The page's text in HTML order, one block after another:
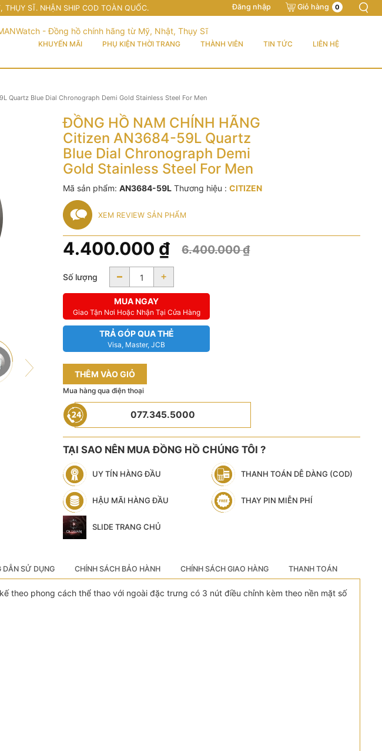
SĨ. NHẬN SHIP COD TOÀN QUỐC. Đăng nhập Giỏ hàng 0
KHUYẾN MÃI PHỤ KIỆN THỜI TRANG THÀNH VIÊN TIN TỨC LIÊN HỆ
Quartz Blue Dial Chronograph Demi Gold Stainless Steel For Men
ĐỒNG HỒ NAM CHÍNH HÃNG
Citizen AN3684-59L Quartz
Blue Dial Chronograph Demi
Gold Stainless Steel For Men
Mã sản phẩm:AN3684-59L Thương hiệu :CITIZEN
XEM REVIEW SẢN PHẨM
6.400.000₫
4.400.000 ₫
Số lượng - +
MUA NGAY
Giao Tận Nơi Hoặc Nhận Tại Cửa Hàng
TRẢ GÓP QUA THẺ
Visa, Master, JCB
THÊM VÀO GIỎ
Mua hàng qua điện thoại
077.345.5000
TẠI SAO NÊN MUA ĐỒNG HỒ CHÚNG TÔI ?
UY TÍN HÀNG ĐẦU THANH TOÁN DỄ DÀNG (COD)
HẬU MÃI HÀNG ĐẦU THAY PIN MIỄN PHÍ
SLIDE TRANG CHỦ
DẪN SỬ DỤNG CHÍNH SÁCH BẢO HÀNH CHÍNH SÁCH GIAO HÀNG THANH TOÁN
theo phong cách thể thao với ngoài đặc trưng có 3 nút điều chỉnh kèm theo nền mặt số